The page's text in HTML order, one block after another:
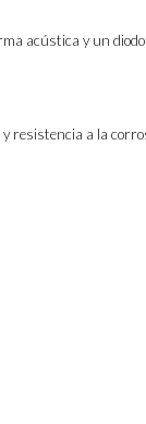
acústica y un
resistencia a la